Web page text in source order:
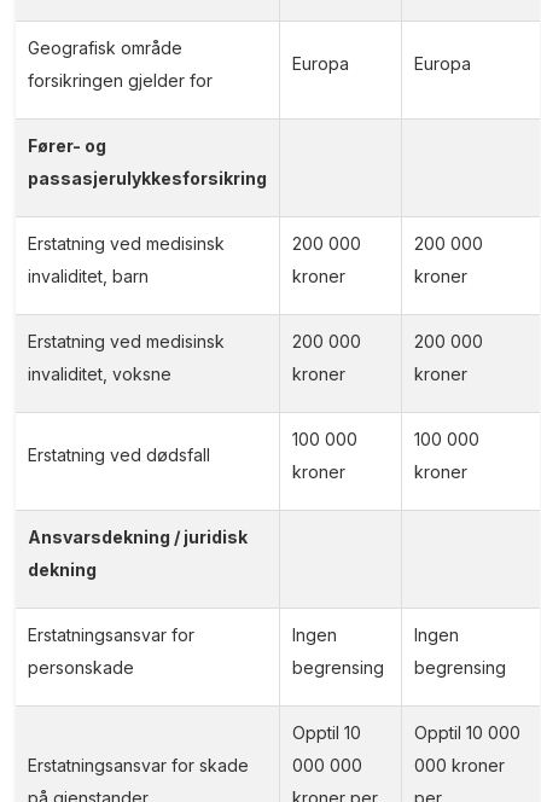
Geografisk område
forsikringen gjelder for
Europa Europa
Fører- og
passasjerulykkesforsikring
Erstatning ved medisinsk
invaliditet, barn
200 000
kroner
200 000
kroner
Erstatning ved medisinsk
invaliditet, voksne
200 000
kroner
200 000
kroner
Erstatning ved dødsfall
100 000
kroner
100 000
kroner
Ansvarsdekning / juridisk
dekning
Erstatningsansvar for
personskade
Ingen
begrensing
Ingen
begrensing
Erstatningsansvar for skade
på gjenstander
Opptil 10
000 000
kroner per
Opptil 10 000
000 kroner
per